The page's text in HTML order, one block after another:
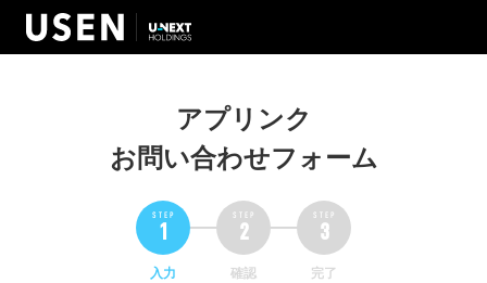
アプリンク
お問い合わせフォーム
入力 確認 完了